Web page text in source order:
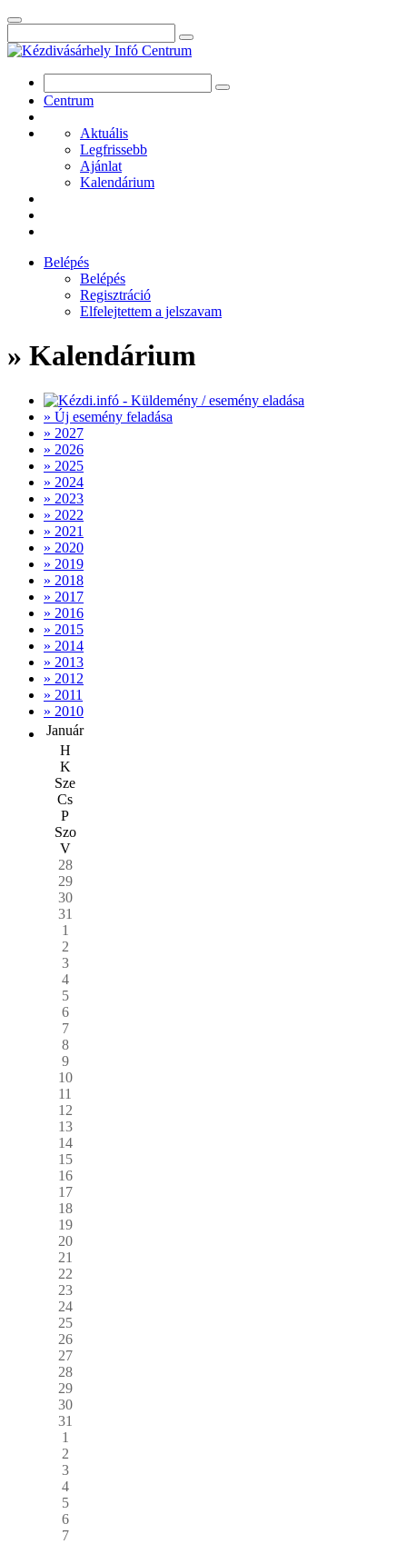
Centrum
Aktuális
Legfrissebb
Ajánlat
Kalendárium
Belépés
Belépés
Regisztráció
Elfelejtettem a jelszavam
» Kalendárium
» Új esemény feladása
» 2027
» 2026
» 2025
» 2024
» 2023
» 2022
» 2021
» 2020
» 2019
» 2018
» 2017
» 2016
» 2015
» 2014
» 2013
» 2012
» 2011
» 2010
Január
H
K
Sze
Cs
P
Szo
V
28
29
30
31
1
2
3
4
5
6
7
8
9
10
11
12
13
14
15
16
17
18
19
20
21
22
23
24
25
26
27
28
29
30
31
1
2
3
4
5
6
7